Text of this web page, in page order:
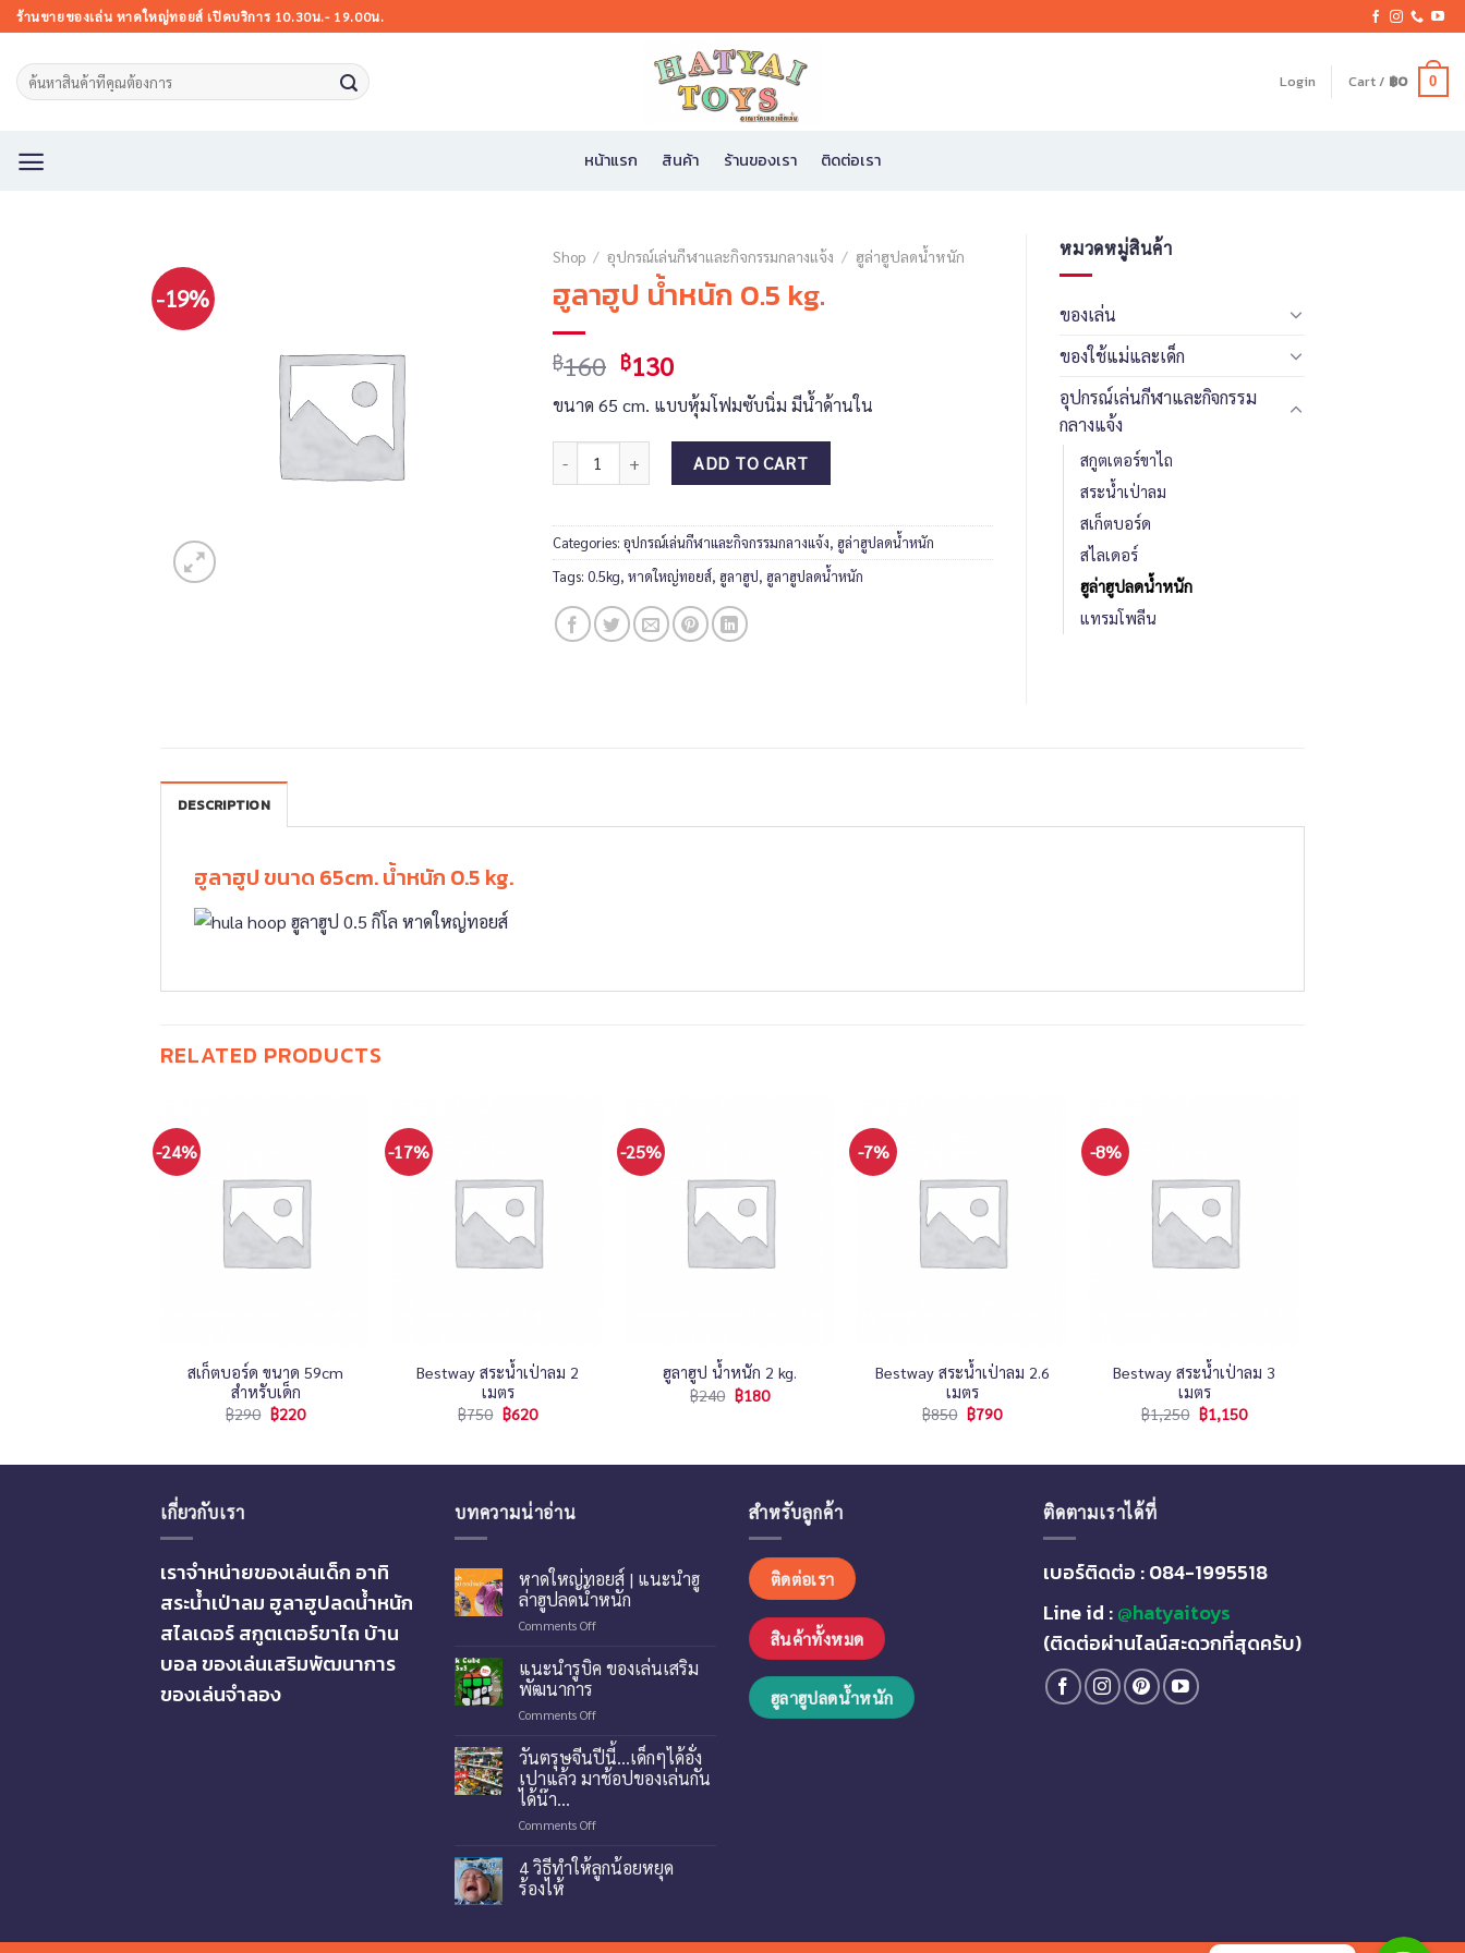
Skip
to
content
ร้านขายของเล่น หาดใหญ่ทอยส์ เปิดบริการ 10.30น.- 19.00น.
Search
for:
Login Cart / ฿0 0
หน้าแรก สินค้า ร้านของเรา ติดต่อเรา
-19%
Shop / อุปกรณ์เล่นกีฬาและกิจกรรมกลางแจ้ง / ฮูล่าฮูปลดน้ำหนัก
ฮูลาฮูป น้ำหนัก 0.5 kg.
฿160 ฿130
ขนาด 65 cm. แบบหุ้มโฟมซับนิ่ม มีน้ำด้านใน
ADD TO CART
Categories: อุปกรณ์เล่นกีฬาและกิจกรรมกลางแจ้ง, ฮูล่าฮูปลดน้ำหนัก
Tags: 0.5kg, หาดใหญ่ทอยส์, ฮูลาฮูป, ฮูลาฮูปลดน้ำหนัก
หมวดหมู่สินค้า
ของเล่น
ของใช้แม่และเด็ก
อุปกรณ์เล่นกีฬาและกิจกรรม
กลางแจ้ง
สกูตเตอร์ขาไถ
สระน้ำเป่าลม
สเก็ตบอร์ด
สไลเดอร์
ฮูล่าฮูปลดน้ำหนัก
แทรมโพลีน
DESCRIPTION
ฮูลาฮูป ขนาด 65cm. น้ำหนัก 0.5 kg.
RELATED PRODUCTS
-24%
สเก็ตบอร์ด ขนาด 59cm
สำหรับเด็ก
฿290 ฿220
-17%
Bestway สระน้ำเป่าลม 2
เมตร
฿750 ฿620
-25%
ฮูลาฮูป น้ำหนัก 2 kg.
฿240 ฿180
-7%
Bestway สระน้ำเป่าลม 2.6
เมตร
฿850 ฿790
-8%
Bestway สระน้ำเป่าลม 3
เมตร
฿1,250 ฿1,150
เกี่ยวกับเรา
เราจำหน่ายของเล่นเด็ก อาทิ
สระน้ำเป่าลม ฮูลาฮูปลดน้ำหนัก
สไลเดอร์ สกูตเตอร์ขาไถ บ้าน
บอล ของเล่นเสริมพัฒนาการ
ของเล่นจำลอง
บทความน่าอ่าน
หาดใหญ่ทอยส์ | แนะนำฮู
ล่าฮูปลดน้ำหนัก
Comments Offon
ใหญ่
ทอย
|
นำ
ฮู
ปลด
หนัก
แนะนำรูบิค ของเล่นเสริม
พัฒนาการ
Comments Offon
รู
บิค
ของ
เสริม
วันตรุษจีนปีนี้…เด็กๆได้อั่ง
เปาแล้ว มาช้อปของเล่นกัน
ได้น๊า…
Comments Offon
ตรุษ
จีน
4 วิธีทำให้ลูกน้อยหยุด
ร้องไห้
สำหรับลูกค้า
ติดต่อเรา
สินค้าทั้งหมด
ฮูลาฮูปลดน้ำหนัก
ติดตามเราได้ที่
เบอร์ติดต่อ : 084-1995518
Line id :@hatyaitoys
(ติดต่อผ่านไลน์สะดวกที่สุดครับ)
Line
Line